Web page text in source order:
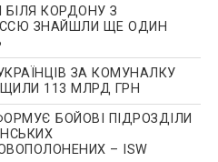
БІЛЯ КОРДОНУ З
ЗНАЙШЛИ ЩЕ ОДИН
ЗА КОМУНАЛКУ
113 МЛРД ГРН
БОЙОВІ ПІДРОЗДІЛИ
– ISW